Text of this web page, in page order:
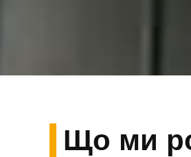
Що ми